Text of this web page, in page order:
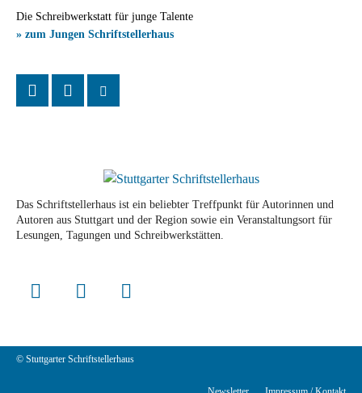
Die Schreibwerkstatt für junge Talente
» zum Jungen Schriftstellerhaus
Das Schriftstellerhaus ist ein beliebter Treffpunkt für Autorinnen und
Autoren aus Stuttgart und der Region sowie ein Veranstaltungsort für
Lesungen, Tagungen und Schreibwerkstätten.
© Stuttgarter Schriftstellerhaus